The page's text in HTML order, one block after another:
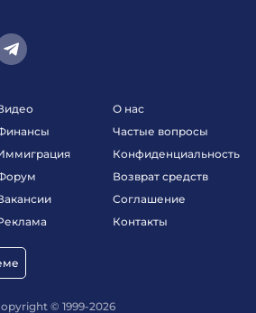
О нас
Частые вопросы
Конфиденциальность
Возврат средств
Соглашение
Контакты
© 1999-2026